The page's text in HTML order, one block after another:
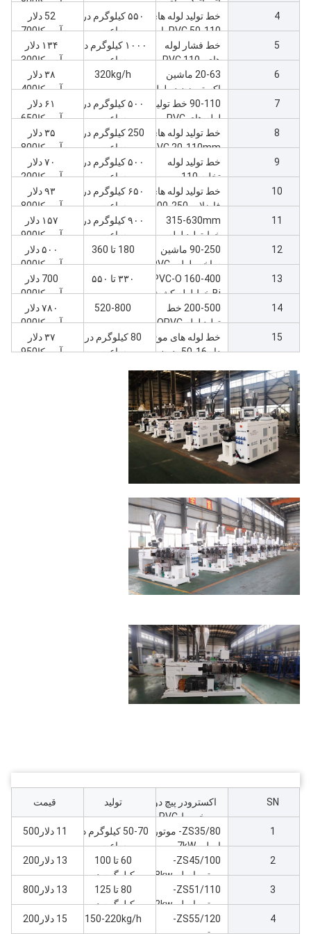
چهار لوله رشته
16-32 ماشین
4
خط تولید لوله های
PVC 50-110 با
سرعت بالا
۵۵۰ کیلوگرم در
ساعت
52 دلار
آمریکا700
5
خط فشار لوله
های PVC 110-
200 با سرعت بالا
۱۰۰۰ کیلوگرم در
ساعت
۱۳۴ دلار
آمریکا300
6
20-63 ماشین
اکستروزن دو لوله
PVC
320kg/h
۳۸ دلار
آمریکا400
7
90-110 خط تولید
لوله های PVC
دوگانه
۵۰۰ کیلوگرم در
ساعت
۶۱ دلار
آمریکا650
8
خط تولید لوله های
PVC 20-110mm
با دو سر
250 کیلوگرم در
ساعت
۳۵ دلار
آمریکا800
9
خط تولید لوله
تخلیه 110-
250mm PVC
۵۰۰ کیلوگرم در
ساعت
۷۰ دلار
آمریکا200
10
خط تولید لوله های
فاضلاب 250-400
میلی متر PVC
۶۵۰ کیلوگرم در
ساعت
۹۳ دلار
آمریکا800
11
315-630mm
خط تولید لوله
PVC بزرگ
۹۰۰ کیلوگرم در
ساعت
۱۵۷ دلار
آمریکا900
12
90-250 ماشین
ساخت لوله PVC-
O
180 تا 360
۵۰۰ دلار
آمریکا000
13
160-400 PVC-O
Bi خط لوله کشش
۳۳۰ تا ۵۵۰
700 دلار
آمریکا000
14
200-500 خط
تولید لوله OPVC
تضمین کننده
MRS500
520-800
۷۸۰ دلار
آمریکا000
15
خط لوله های موج
دار 16-50 بدون
80 کیلوگرم در
ساعت
۳۷ دلار
آمریکا950
SN
اکسترودر پیچ دو
مخروط PVC
تولید قیمت
ZS35/80- موتور
اصلی 7kW
ماشین اکسترودر
50-70 کیلوگرم در
ساعت
11 دلار500
2
ZS45/100-
موتور اصلی18kw
ماشین Extruder
60 تا 100
کیلوگرم در
ساعت
13 دلار200
3
ZS51/110-
موتور اصلی22kw
ماشین اکستروژر
80 تا 125
کیلوگرم در
ساعت
13 دلار800
4
ZS55/120-
150-220kg/h 15 دلار200